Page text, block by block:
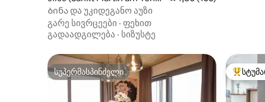
engebirge)
Ბინა და უკიდეგანო აუზი
გარე სივრცეები · ფეხით
გადაადგილება · სიზუსტე
სუპერმასპინძელი
სუპერმასპინძელი